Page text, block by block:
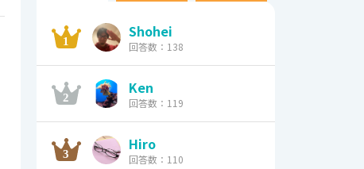
Shohei
回答数：138
Ken
回答数：119
Hiro
回答数：110